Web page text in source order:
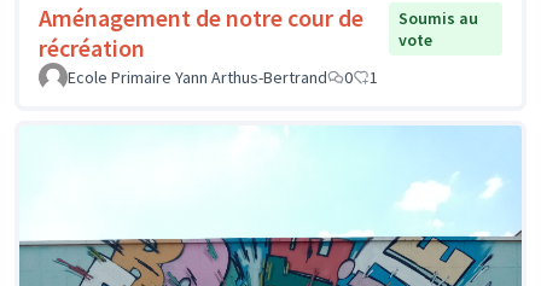
Aménagement de notre cour de
récréation
Soumis au
vote
Ecole Primaire Yann Arthus-Bertrand
0 1